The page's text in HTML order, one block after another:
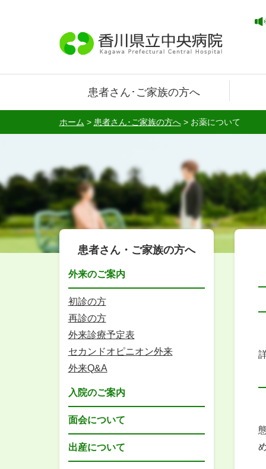
患者さん･ご家族の方へ
ホーム > 患者さん･ご家族の方へ> お薬について
患者さん・ご家族の方へ
外来のご案内
初診の方
再診の方
外来診療予定表
セカンドオピニオン外来
外来Q&A
入院のご案内
面会について
出産について